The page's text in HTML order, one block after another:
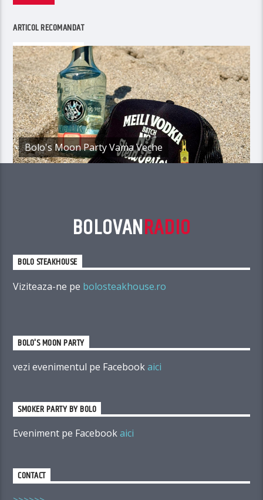
ARTICOL RECOMANDAT
Bolo's Moon Party Vama Veche
BOLOVANRADIO
BOLO STEAKHOUSE
Viziteaza-ne pe bolosteakhouse.ro
BOLO'S MOON PARTY
vezi evenimentul pe Facebookaici
SMOKER PARTY BY BOLO
Eveniment pe Facebookaici
CONTACT